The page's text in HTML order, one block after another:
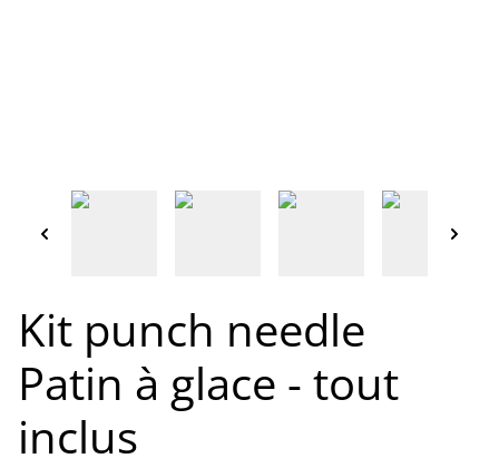
Kit punch needle
Patin à glace - tout
inclus